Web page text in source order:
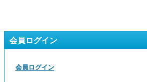
会員ログイン
会員ログイン